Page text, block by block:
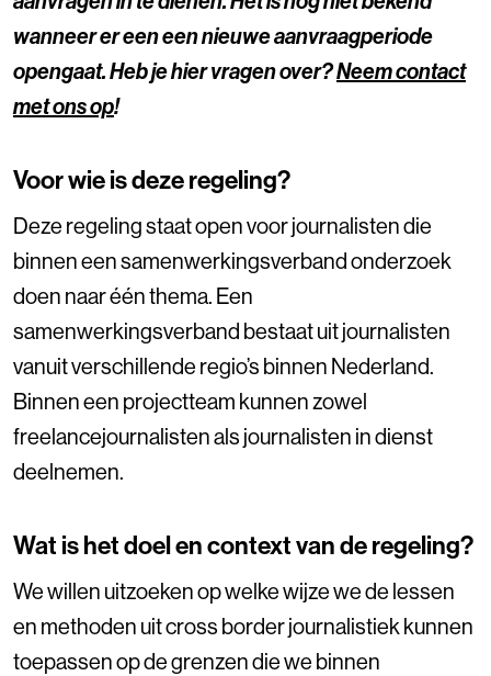
wanneer er een een nieuwe aanvraagperiode
opengaat. Heb je hier vragen over?Neem contact
met ons op!
Voor wie is deze regeling?
Deze regeling staat open voor journalisten die
binnen een samenwerkingsverband onderzoek
doen naar één thema. Een
samenwerkingsverband bestaat uit journalisten
vanuit verschillende regio’s binnen Nederland.
Binnen een projectteam kunnen zowel
freelancejournalisten als journalisten in dienst
deelnemen.
Wat is het doel en context van de regeling?
We willen uitzoeken op welke wijze we de lessen
en methoden uit cross border journalistiek kunnen
toepassen op de grenzen die we binnen